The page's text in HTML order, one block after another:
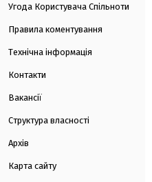
Угода Користувача Спільноти
Правила коментування
Технічна інформація
Контакти
Вакансії
Структура власності
Архів
Карта сайту